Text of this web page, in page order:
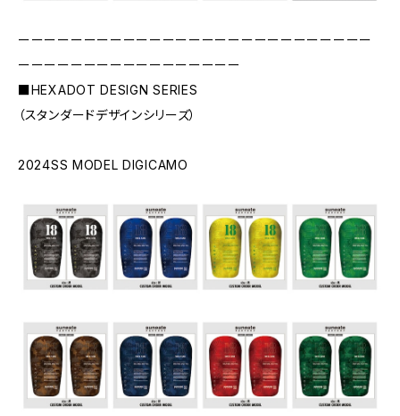
ーーーーーーーーーーーーーーーーーーーーーーーーーーー
ーーーーーーーーーーーーーーーーー
■HEXADOT DESIGN SERIES
（スタンダードデザインシリーズ）
2024SS MODEL DIGICAMO